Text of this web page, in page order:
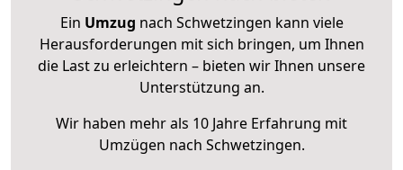
Ein Umzug nach Schwetzingen kann viele
Herausforderungen mit sich bringen, um Ihnen
die Last zu erleichtern – bieten wir Ihnen unsere
Unterstützung an.
Wir haben mehr als 10 Jahre Erfahrung mit
Umzügen nach Schwetzingen.